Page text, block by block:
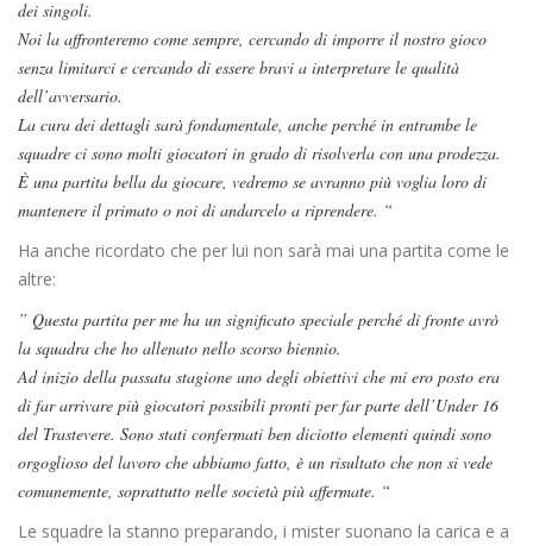
dei singoli.
Noi la affronteremo come sempre, cercando di imporre il nostro gioco
senza limitarci e cercando di essere bravi a interpretare le qualità
dell’avversario.
La cura dei dettagli sarà fondamentale, anche perché in entrambe le
squadre ci sono molti giocatori in grado di risolverla con una prodezza.
È una partita bella da giocare, vedremo se avranno più voglia loro di
mantenere il primato o noi di andarcelo a riprendere. “
Ha anche ricordato che per lui non sarà mai una partita come le
altre:
” Questa partita per me ha un significato speciale perché di fronte avrò
la squadra che ho allenato nello scorso biennio.
Ad inizio della passata stagione uno degli obiettivi che mi ero posto era
di far arrivare più giocatori possibili pronti per far parte dell’Under 16
del Trastevere. Sono stati confermati ben diciotto elementi quindi sono
orgoglioso del lavoro che abbiamo fatto, è un risultato che non si vede
comunemente, soprattutto nelle società più affermate. “
Le squadre la stanno preparando, i mister suonano la carica e a